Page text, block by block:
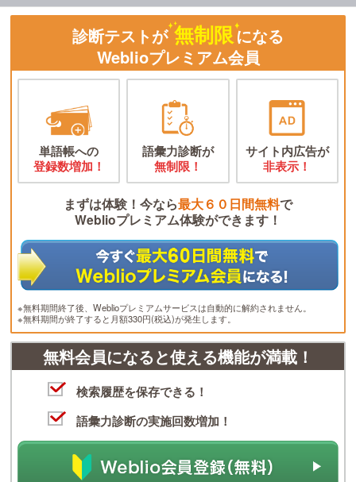
診断テストが 無制限になる
Weblioプレミアム会員
単語帳への
登録数増加！
語彙力診断が
無制限！
サイト内広告が
非表示！
まずは体験！今なら最大６０日間無料で
Weblioプレミアム体験ができます！
※無料期間終了後、Weblioプレミアムサービスは自動的に解約されません。
※無料期間が終了すると月額330円(税込)が発生します。
無料会員になると使える機能が満載！
検索履歴を保存できる！
語彙力診断の実施回数増加！